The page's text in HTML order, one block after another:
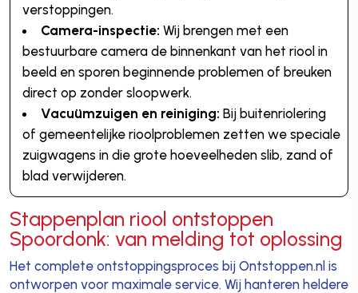
verstoppingen.
Camera-inspectie: Wij brengen met een
bestuurbare camera de binnenkant van het riool in
beeld en sporen beginnende problemen of breuken
direct op zonder sloopwerk.
Vacuümzuigen en reiniging: Bij buitenriolering
of gemeentelijke rioolproblemen zetten we speciale
zuigwagens in die grote hoeveelheden slib, zand of
blad verwijderen.
Stappenplan riool ontstoppen
Spoordonk: van melding tot oplossing
Het complete ontstoppingsproces bij Ontstoppen.nl is
ontworpen voor maximale service. Wij hanteren heldere